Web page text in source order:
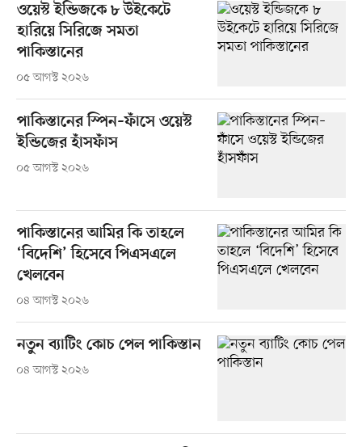
ওয়েস্ট ইন্ডিজকে ৮ উইকেটে
হারিয়ে সিরিজে সমতা
পাকিস্তানের
০৫ আগস্ট ২০২৬
পাকিস্তানের স্পিন–ফাঁসে ওয়েস্ট
ইন্ডিজের হাঁসফাঁস
০৫ আগস্ট ২০২৬
পাকিস্তানের আমির কি তাহলে
‘বিদেশি’ হিসেবে পিএসএলে
খেলবেন
০৪ আগস্ট ২০২৬
নতুন ব্যাটিং কোচ পেল পাকিস্তান
০৪ আগস্ট ২০২৬